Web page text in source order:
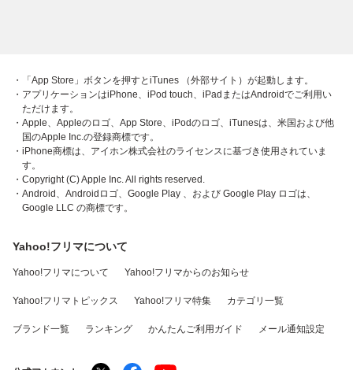
・「App Store」ボタンを押すとiTunes （外部サイト）が起動します。
・アプリケーションはiPhone、iPod touch、iPadまたはAndroidでご利用い
ただけます。
・Apple、Appleのロゴ、App Store、iPodのロゴ、iTunesは、米国および他
国のApple Inc.の登録商標です。
・iPhone商標は、アイホン株式会社のライセンスに基づき使用されていま
す。
・Copyright (C) Apple Inc. All rights reserved.
・Android、Androidロゴ、Google Play 、および Google Play ロゴは、
Google LLC の商標です。
Yahoo!フリマについて
Yahoo!フリマについて Yahoo!フリマからのお知らせ
Yahoo!フリマトピックス Yahoo!フリマ特集 カテゴリ一覧
ブランド一覧 ランキング かんたんご利用ガイド メール通知設定